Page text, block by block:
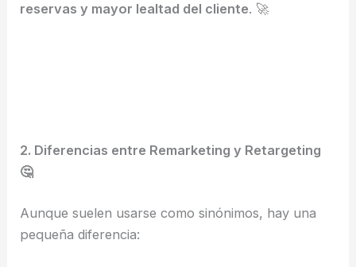
reservas y mayor lealtad del cliente. 🚀
2. Diferencias entre Remarketing y Retargeting
🤔
Aunque suelen usarse como sinónimos, hay una
pequeña diferencia: